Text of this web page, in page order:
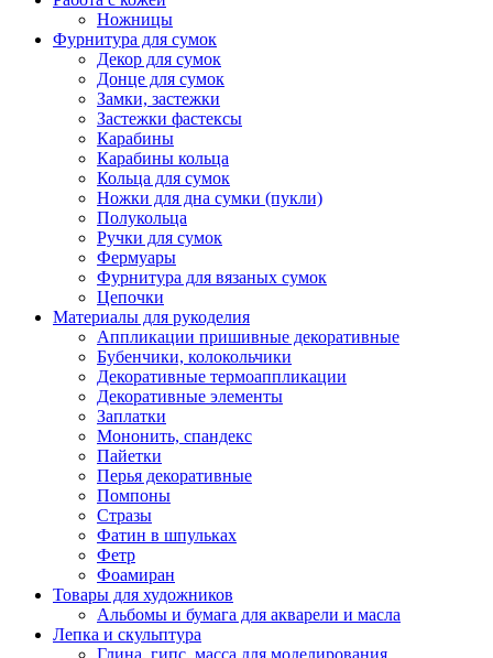
Ножницы
Фурнитура для сумок
Декор для сумок
Донце для сумок
Замки, застежки
Застежки фастексы
Карабины
Карабины кольца
Кольца для сумок
Ножки для дна сумки (пукли)
Полукольца
Ручки для сумок
Фермуары
Фурнитура для вязаных сумок
Цепочки
Материалы для рукоделия
Аппликации пришивные декоративные
Бубенчики, колокольчики
Декоративные термоаппликации
Декоративные элементы
Заплатки
Мононить, спандекс
Пайетки
Перья декоративные
Помпоны
Стразы
Фатин в шпульках
Фетр
Фоамиран
Товары для художников
Альбомы и бумага для акварели и масла
Лепка и скульптура
Глина, гипс, масса для моделирования